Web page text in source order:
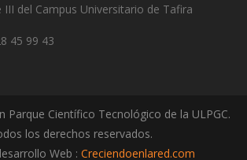
III del Campus Universitario de Tafira
45 99 43
Parque Científico Tecnológico de la ULPGC.
los derechos reservados.
Web : Creciendoenlared.com